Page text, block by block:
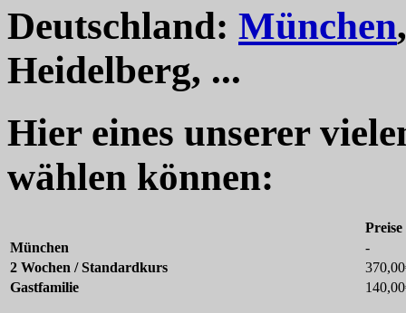
Deutschland: München
Heidelberg, ...
Hier eines unserer
wählen können:
Preise
München
-
2 Wochen / Standardkurs
Gastfamilie